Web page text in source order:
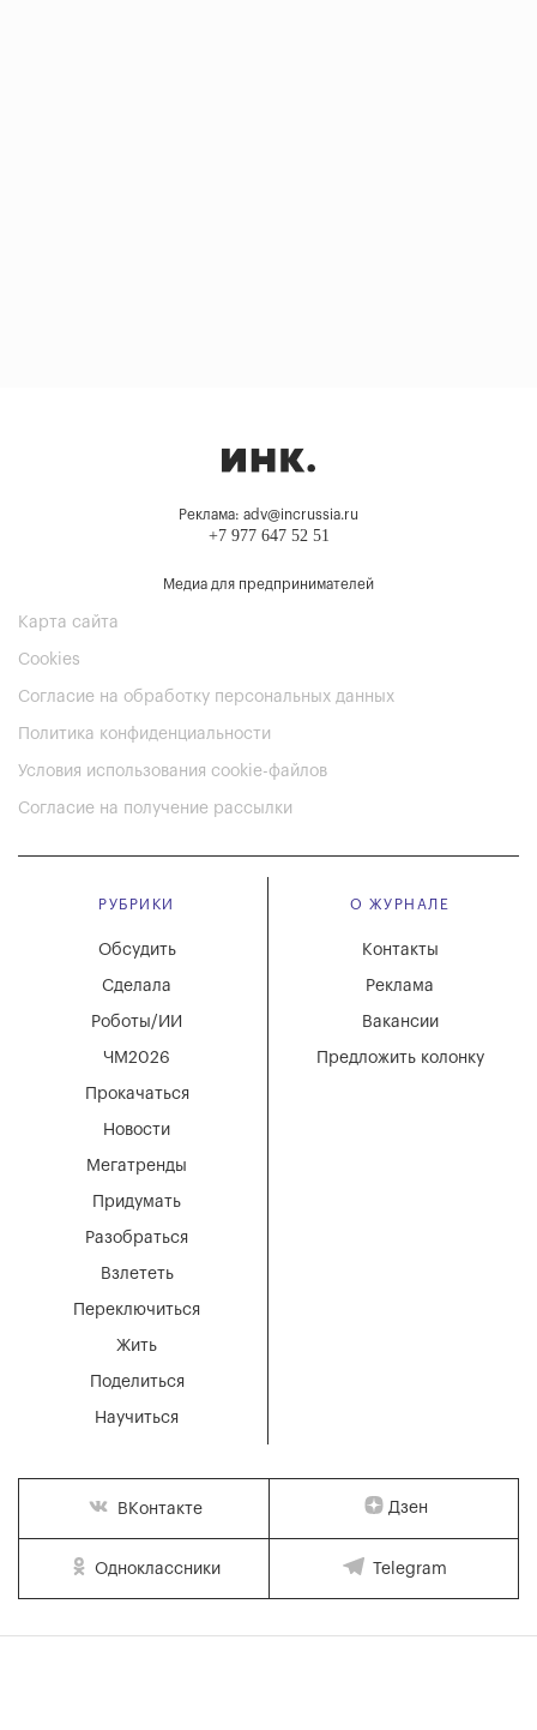
Реклама: adv@incrussia.ru
+7 977 647 52 51
Медиа для предпринимателей
Карта сайта
Cookies
Согласие на обработку персональных данных
Политика конфиденциальности
Условия использования cookie-файлов
Согласие на получение рассылки
РУБРИКИ
Мегатренды
Придумать
Разобраться
Взлететь
Новости
Переключиться
Жить
Поделиться
Научиться
Обсудить
Сделала
Роботы/ИИ
ЧМ2026
Прокачаться
О ЖУРНАЛЕ
Вакансии
Реклама
Контакты
Предложить колонку
ВКонтакте Дзен
Одноклассники Telegram